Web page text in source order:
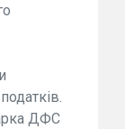
ДФС